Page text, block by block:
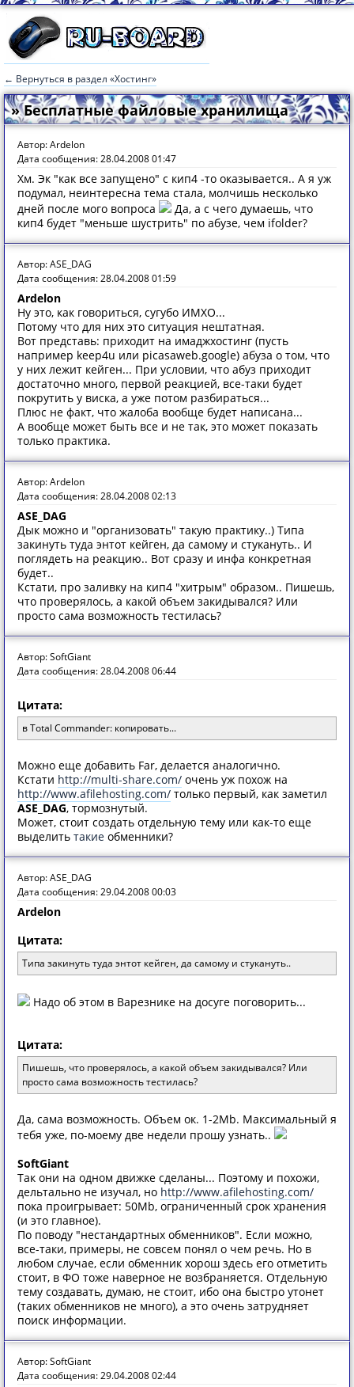
← Вернуться в раздел «Хостинг»
» Бесплатные файловые хранилища
Автор: Ardelon
Дата сообщения: 28.04.2008 01:47
Хм. Эк "как все запущено" с кип4 -то оказывается.. А я уж
подумал, неинтересна тема стала, молчишь несколько
дней после мого вопроса
Да, а с чего думаешь, что
кип4 будет "меньше шустрить" по абузе, чем ifolder?
Автор: ASE_DAG
Дата сообщения: 28.04.2008 01:59
Ardelon
Ну это, как говориться, сугубо ИМХО...
Потому что для них это ситуация нештатная.
Вот представь: приходит на имаджхостинг (пусть
например keep4u или picasaweb.google) абуза о том, что
у них лежит кейген... При условии, что абуз приходит
достаточно много, первой реакцией, все-таки будет
покрутить у виска, а уже потом разбираться...
Плюс не факт, что жалоба вообще будет написана...
А вообще может быть все и не так, это может показать
только практика.
Автор: Ardelon
Дата сообщения: 28.04.2008 02:13
ASE_DAG
Дык можно и "организовать" такую практику..) Типа
закинуть туда энтот кейген, да самому и стукануть.. И
поглядеть на реакцию.. Вот сразу и инфа конкретная
будет..
Кстати, про заливку на кип4 "хитрым" образом.. Пишешь,
что проверялось, а какой объем закидывался? Или
просто сама возможность тестилась?
Автор: SoftGiant
Дата сообщения: 28.04.2008 06:44
Цитата:
в Total Commander: копировать...
Можно еще добавить Far, делается аналогично.
Кстати http://multi-share.com/ очень уж похож на
http://www.afilehosting.com/ только первый, как заметил
ASE_DAG, тормознутый.
Может, стоит создать отдельную тему или как-то еще
выделить такие обменники?
Автор: ASE_DAG
Дата сообщения: 29.04.2008 00:03
Ardelon
Цитата:
Типа закинуть туда энтот кейген, да самому и стукануть..
Надо об этом в Варезнике на досуге поговорить...
Цитата:
Пишешь, что проверялось, а какой объем закидывался? Или
просто сама возможность тестилась?
Да, сама возможность. Объем ок. 1-2Mb. Максимальный я
тебя уже, по-моему две недели прошу узнать..
SoftGiant
Так они на одном движке сделаны... Поэтому и похожи,
дельтально не изучал, но http://www.afilehosting.com/
пока проигрывает: 50Mb, ограниченный срок хранения
(и это главное).
По поводу "нестандартных обменников". Если можно,
все-таки, примеры, не совсем понял о чем речь. Но в
любом случае, если обменник хорош здесь его отметить
стоит, в ФО тоже наверное не возбраняется. Отдельную
тему создавать, думаю, не стоит, ибо она быстро утонет
(таких обменников не много), а это очень затрудняет
поиск информации.
Автор: SoftGiant
Дата сообщения: 29.04.2008 02:44